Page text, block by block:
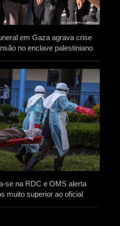
em Gaza agrava crise
no enclave palestiniano
se na RDC e OMS alerta
muito superior ao oficial